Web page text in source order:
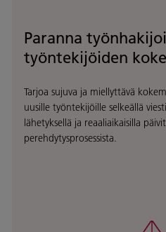
Paranna
työntekijöiden
Tarjoa sujuva ja miellyttävä
uusille työntekijöille selkeällä
lähetyksellä ja reaaliaikaisilla
perehdytysprosessista.